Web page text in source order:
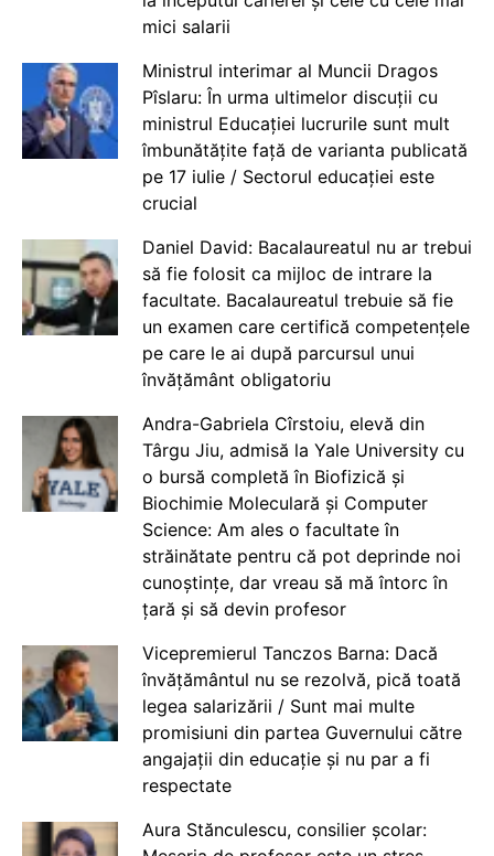
mici salarii
Ministrul interimar al Muncii Dragos
Pîslaru: În urma ultimelor discuții cu
ministrul Educației lucrurile sunt mult
îmbunătățite față de varianta publicată
pe 17 iulie / Sectorul educației este
crucial
Daniel David: Bacalaureatul nu ar trebui
să fie folosit ca mijloc de intrare la
facultate. Bacalaureatul trebuie să fie
un examen care certifică competențele
pe care le ai după parcursul unui
învățământ obligatoriu
Andra-Gabriela Cîrstoiu, elevă din
Târgu Jiu, admisă la Yale University cu
o bursă completă în Biofizică și
Biochimie Moleculară și Computer
Science: Am ales o facultate în
străinătate pentru că pot deprinde noi
cunoștințe, dar vreau să mă întorc în
țară și să devin profesor
Vicepremierul Tanczos Barna: Dacă
învățământul nu se rezolvă, pică toată
legea salarizării / Sunt mai multe
promisiuni din partea Guvernului către
angajații din educație și nu par a fi
respectate
Aura Stănculescu, consilier școlar: